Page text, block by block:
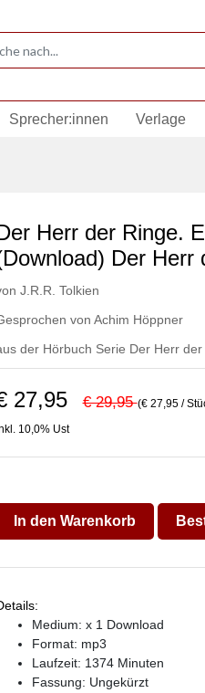
Sprecher:innen Verlage
Herr der Ringe.
Der Herr
J.R.R. Tolkien
von Achim Höppner
der Hörbuch Serie Der Herr der
27,95 € 29,95(€ 27,95 /
10,0% Ust
In den Warenkorb
Medium: x 1 Download
Format: mp3
Laufzeit: 1374 Minuten
Fassung: Ungekürzt